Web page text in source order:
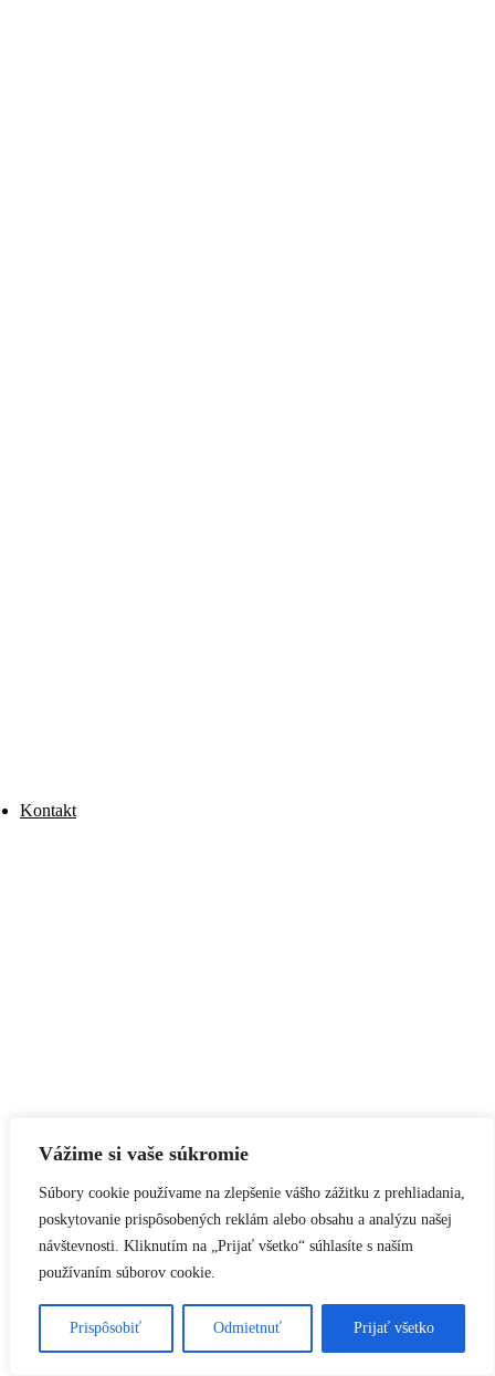
Vážime si vaše súkromie
Súbory cookie používame na zlepšenie vášho zážitku z prehliadania,
poskytovanie prispôsobených reklám alebo obsahu a analýzu našej
návštevnosti. Kliknutím na „Prijať všetko“ súhlasíte s naším
používaním súborov cookie.
Prispôsobiť Odmietnuť Prijať všetko
Kontakt